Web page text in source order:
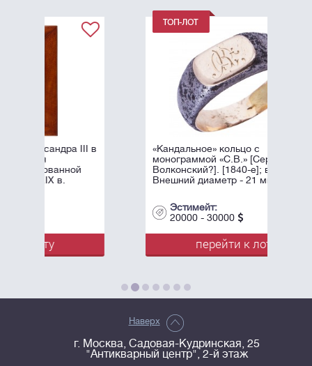
«Кандальное» кольцо с
монограммой «С.В.» [Сергей
Волконский?]. [1840-е]; вес 6 г.
Внешний диаметр - 21 мм.
20000 - 30000
перейти к лоту
Наверх
г. Москва, Садовая-Кудринская, 25
"Антикварный центр", 2-й этаж